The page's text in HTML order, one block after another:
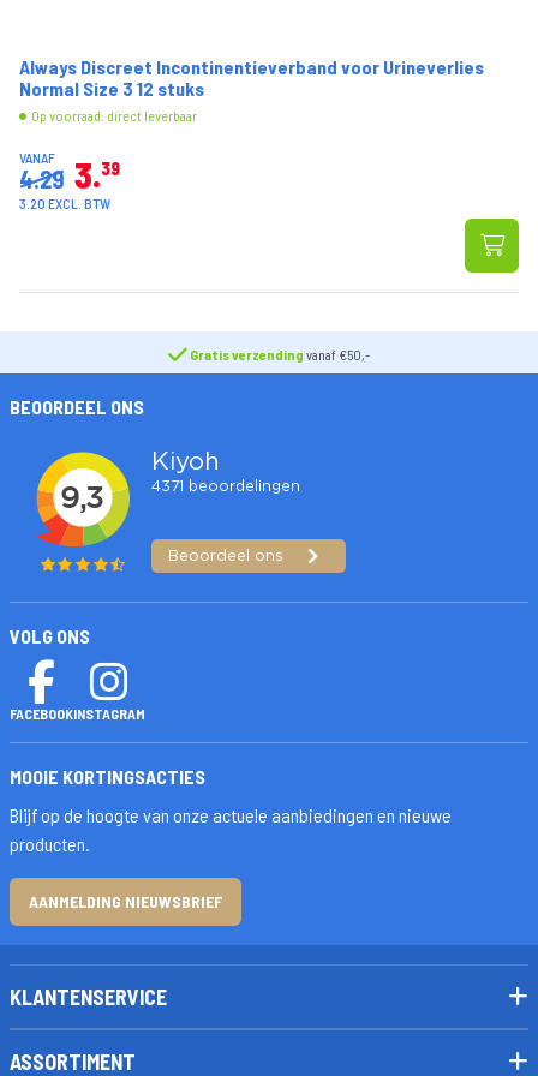
Always Discreet Incontinentieverband voor Urineverlies
Normal Size 3 12 stuks
Op voorraad: direct leverbaar
VANAF
4.29 3 39
3.20 EXCL. BTW
Gratis verzending vanaf €50,-
BEOORDEEL ONS
VOLG ONS
FACEBOOKINSTAGRAM
MOOIE KORTINGSACTIES
Blijf op de hoogte van onze actuele aanbiedingen en nieuwe
producten.
AANMELDING NIEUWSBRIEF
KLANTENSERVICE
ASSORTIMENT